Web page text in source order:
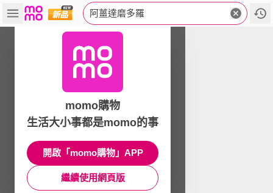
阿薑達磨多羅
momo購物
生活大小事都是momo的事
開啟「momo購物」APP
繼續使用網頁版